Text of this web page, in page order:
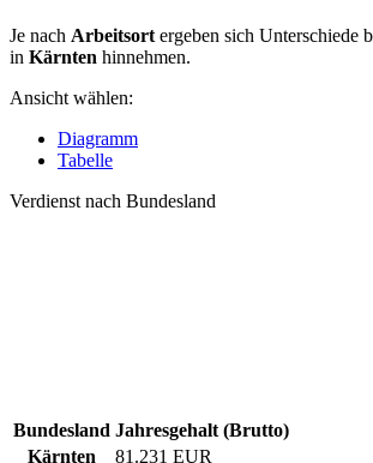
Je nach Arbeitsort ergeben sich Unterschiede
in Kärnten hinnehmen.
Ansicht wählen:
Diagramm
Tabelle
Verdienst nach Bundesland
Bundesland Jahresgehalt (Brutto)
Kärnten
81.231 EUR